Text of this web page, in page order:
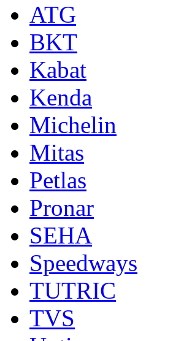
ATG
BKT
Kabat
Kenda
Michelin
Mitas
Petlas
Pronar
SEHA
Speedways
TUTRIC
TVS